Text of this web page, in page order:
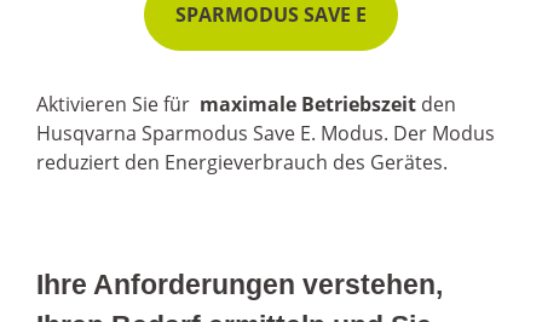
SPARMODUS SAVE E
Aktivieren Sie für maximale Betriebszeit den
Husqvarna Sparmodus Save E. Modus. Der Modus
reduziert den Energieverbrauch des Gerätes.
Ihre Anforderungen verstehen,